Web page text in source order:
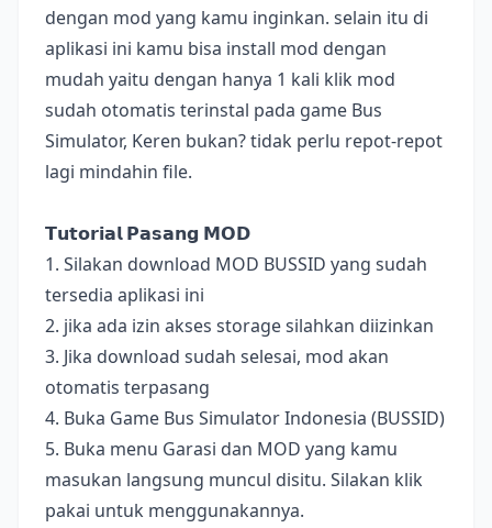
dengan mod yang kamu inginkan. selain itu di
aplikasi ini kamu bisa install mod dengan
mudah yaitu dengan hanya 1 kali klik mod
sudah otomatis terinstal pada game Bus
Simulator, Keren bukan? tidak perlu repot-repot
lagi mindahin file.
𝗧𝘂𝘁𝗼𝗿𝗶𝗮𝗹 𝗣𝗮𝘀𝗮𝗻𝗴 𝗠𝗢𝗗
1. Silakan download MOD BUSSID yang sudah
tersedia aplikasi ini
2. jika ada izin akses storage silahkan diizinkan
3. Jika download sudah selesai, mod akan
otomatis terpasang
4. Buka Game Bus Simulator Indonesia (BUSSID)
5. Buka menu Garasi dan MOD yang kamu
masukan langsung muncul disitu. Silakan klik
pakai untuk menggunakannya.